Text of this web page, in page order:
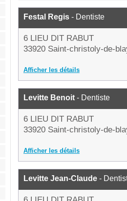
Festal Regis - Dentiste
6 LIEU DIT RABUT
33920 Saint-christoly-de-
Afficher les détails
Levitte Benoit - Dentiste
6 LIEU DIT RABUT
33920 Saint-christoly-de-
Afficher les détails
Levitte Jean-Claude -